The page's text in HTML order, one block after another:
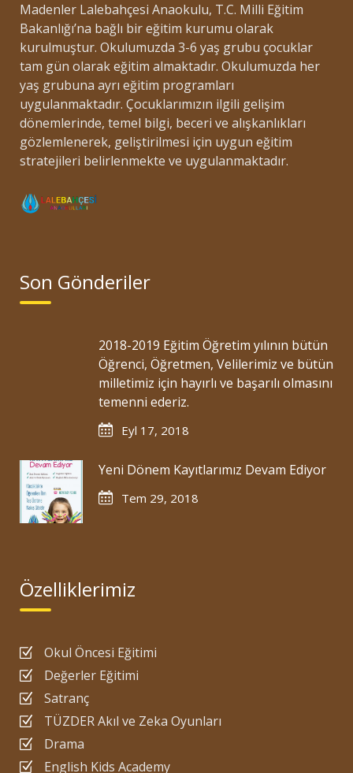
Madenler Lalebahçesi Anaokulu, T.C. Milli Eğitim
Bakanlığı’na bağlı bir eğitim kurumu olarak
kurulmuştur. Okulumuzda 3-6 yaş grubu çocuklar
tam gün olarak eğitim almaktadır. Okulumuzda her
yaş grubuna ayrı eğitim programları
uygulanmaktadır. Çocuklarımızın ilgili gelişim
dönemlerinde, temel bilgi, beceri ve alışkanlıkları
gözlemlenerek, geliştirilmesi için uygun eğitim
stratejileri belirlenmekte ve uygulanmaktadır.
Son Gönderiler
2018-2019 Eğitim Öğretim yılının bütün
Öğrenci, Öğretmen, Velilerimiz ve bütün
milletimiz için hayırlı ve başarılı olmasını
temenni ederiz.
Eyl 17, 2018
Yeni Dönem Kayıtlarımız Devam Ediyor
Tem 29, 2018
Özelliklerimiz
Okul Öncesi Eğitimi
Değerler Eğitimi
Satranç
TÜZDER Akıl ve Zeka Oyunları
Drama
English Kids Academy